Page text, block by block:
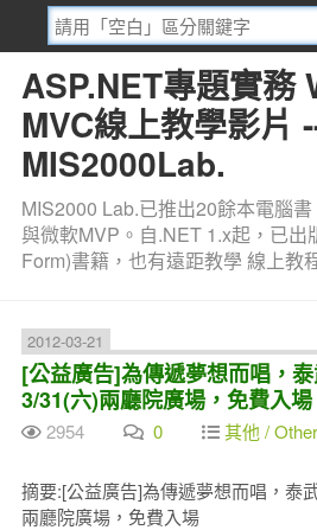
ASP.NET專題實務
MVC線上教學影片
MIS2000Lab.
MIS2000 Lab.已推出20餘本電腦
與微軟MVP。自.NET 1.x起，已出
Form)書籍，也有遠距教學 線上教
2012-03-21
[公益廣告]為傳遞夢想而唱，
3/31(六)兩廳院廣場，免費入場
2954 0 其他 /
摘要:[公益廣告]為傳遞夢想而唱，泰
兩廳院廣場，免費入場